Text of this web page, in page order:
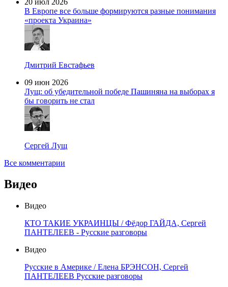
В Европе все больше формируются разные понимания
«проекта Украина»
Дмитрий Евстафьев
09 июн 2026
Лущ: об убедительной победе Пашиняна на выборах я
бы говорить не стал
Сергей Лущ
Все комментарии
Видео
Видео
КТО ТАКИЕ УКРАИНЦЫ / Фёдор ГАЙДА, Сергей
ПАНТЕЛЕЕВ - Русские разговоры
Видео
Русские в Америке / Елена БРЭНСОН, Сергей
ПАНТЕЛЕЕВ Русские разговоры